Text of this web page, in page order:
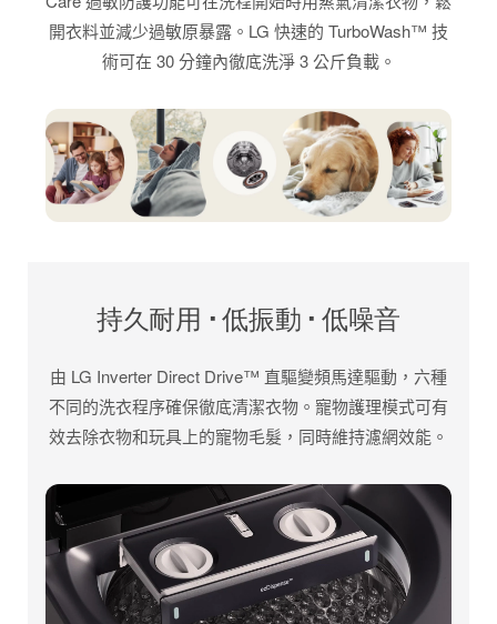
開衣料並減少過敏原暴露。LG 快速的 TurboWash™ 技
術可在 30 分鐘內徹底洗淨 3 公斤負載。
持久耐用 · 低振動 · 低噪音
由 LG Inverter Direct Drive™ 直驅變頻馬達驅動，六種
不同的洗衣程序確保徹底清潔衣物。寵物護理模式可有
效去除衣物和玩具上的寵物毛髮，同時維持濾網效能。